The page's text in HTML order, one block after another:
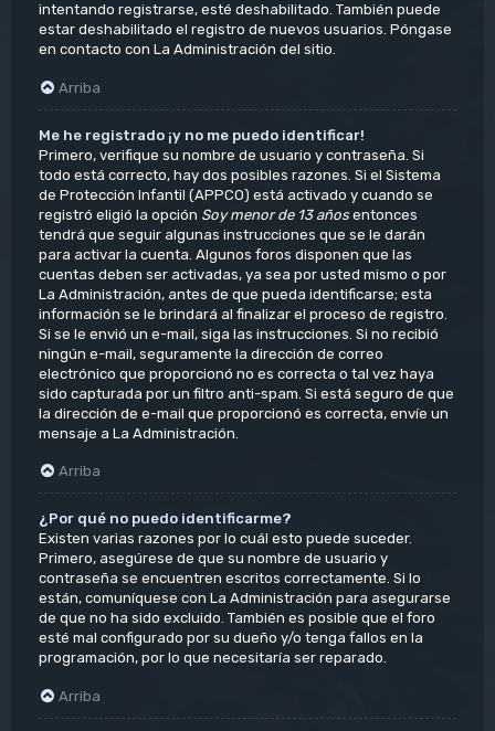
intentando registrarse, esté deshabilitado. También puede
estar deshabilitado el registro de nuevos usuarios. Póngase
en contacto con La Administración del sitio.
Arriba
Me he registrado ¡y no me puedo identificar!
Primero, verifique su nombre de usuario y contraseña. Si
todo está correcto, hay dos posibles razones. Si el Sistema
de Protección Infantil (APPCO) está activado y cuando se
registró eligió la opción Soy menor de 13 añosentonces
tendrá que seguir algunas instrucciones que se le darán
para activar la cuenta. Algunos foros disponen que las
cuentas deben ser activadas, ya sea por usted mismo o por
La Administración, antes de que pueda identificarse; esta
información se le brindará al finalizar el proceso de registro.
Si se le envió un e-mail, siga las instrucciones. Si no recibió
ningún e-mail, seguramente la dirección de correo
electrónico que proporcionó no es correcta o tal vez haya
sido capturada por un filtro anti-spam. Si está seguro de que
la dirección de e-mail que proporcionó es correcta, envíe un
mensaje a La Administración.
Arriba
¿Por qué no puedo identificarme?
Existen varias razones por lo cuál esto puede suceder.
Primero, asegúrese de que su nombre de usuario y
contraseña se encuentren escritos correctamente. Si lo
están, comuníquese con La Administración para asegurarse
de que no ha sido excluido. También es posible que el foro
esté mal configurado por su dueño y/o tenga fallos en la
programación, por lo que necesitaría ser reparado.
Arriba